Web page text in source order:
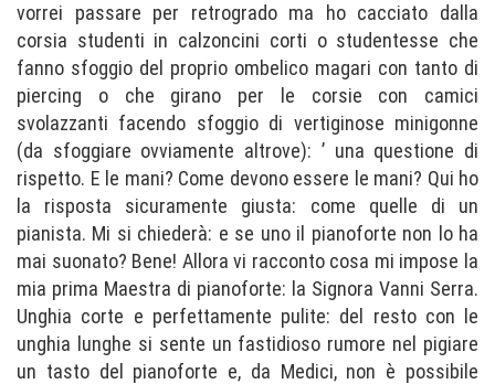
vorrei passare per retrogrado ma ho cacciato dalla
corsia studenti in calzoncini corti o studentesse che
fanno sfoggio del proprio ombelico magari con tanto di
piercing o che girano per le corsie con camici
svolazzanti facendo sfoggio di vertiginose minigonne
(da sfoggiare ovviamente altrove): ’ una questione di
rispetto. E le mani? Come devono essere le mani? Qui ho
la risposta sicuramente giusta: come quelle di un
pianista. Mi si chiederà: e se uno il pianoforte non lo ha
mai suonato? Bene! Allora vi racconto cosa mi impose la
mia prima Maestra di pianoforte: la Signora Vanni Serra.
Unghia corte e perfettamente pulite: del resto con le
unghia lunghe si sente un fastidioso rumore nel pigiare
un tasto del pianoforte e, da Medici, non è possibile